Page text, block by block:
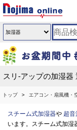
スリ-アップの加湿器
トップ エアコン・扇風機・
スチーム式加湿器や 超
います。スチーム式加湿